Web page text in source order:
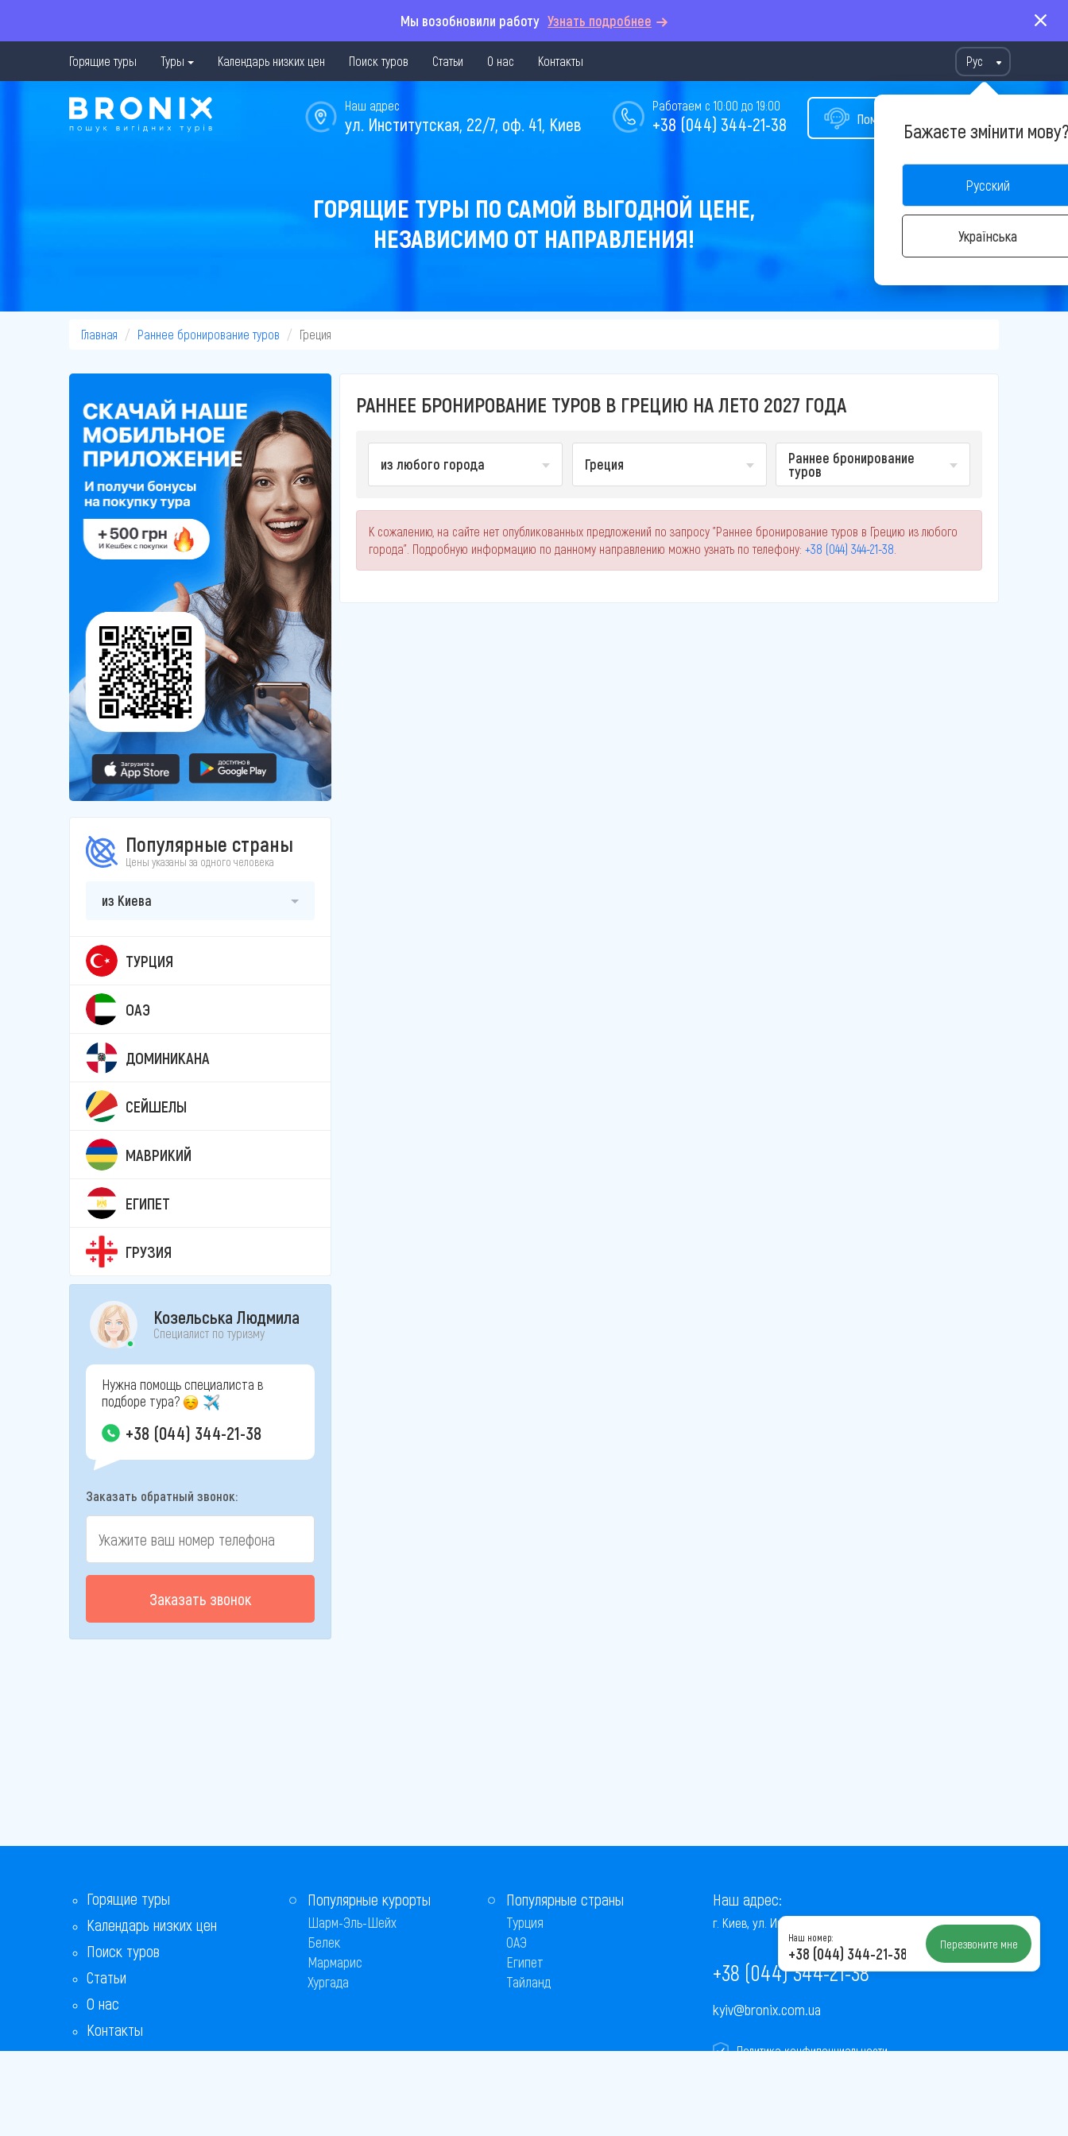
Мы возобновили работу Узнать подробнее
Горящие туры Туры Календарь низких цен Поиск туров Статьи О нас Контакты Рус
Бажаєте змінити
Русский
Українська
Помощь в подборе тура
Работаем с 10:00 до 19:00
+38 (044) 344-21-38
Наш адрес
ул. Институтская, 22/7, оф. 41, Киев
ГОРЯЩИЕ ТУРЫ ПО САМОЙ ВЫГОДНОЙ ЦЕНЕ,
НЕЗАВИСИМО ОТ НАПРАВЛЕНИЯ!
Главная Раннее бронирование туров Греция
Популярные страны
Цены указаны за одного человека
из Киева
ТУРЦИЯ
ОАЭ
ДОМИНИКАНА
СЕЙШЕЛЫ
МАВРИКИЙ
ЕГИПЕТ
ГРУЗИЯ
Козельська Людмила
Специалист по туризму
Нужна помощь специалиста в
подборе тура?
+38 (044) 344-21-38
Заказать обратный звонок:
Заказать звонок
РАННЕЕ БРОНИРОВАНИЕ ТУРОВ В ГРЕЦИЮ НА ЛЕТО 2027 ГОДА
из любого города Греция Раннее бронирование
туров
К сожалению, на сайте нет опубликованных предложений по запросу "Раннее бронирование туров в Грецию из любого
города". Подробную информацию по данному направлению можно узнать по телефону: +38 (044) 344-21-38
Горящие туры
Календарь низких цен
Поиск туров
Статьи
О нас
Контакты
Бонусная программа
Популярные курорты
Шарм-Эль-Шейх
Белек
Мармарис
Хургада
Популярные страны
Турция
ОАЭ
Египет
Тайланд
Наш адрес:
г. Киев, ул. Институтская, 22/7, оф. 41
+38 (044) 344-21-38
kyiv@bronix.com.ua
Политика конфиденциальности
Наш номер:
+38 (044) 344-21-38 Перезвоните мне